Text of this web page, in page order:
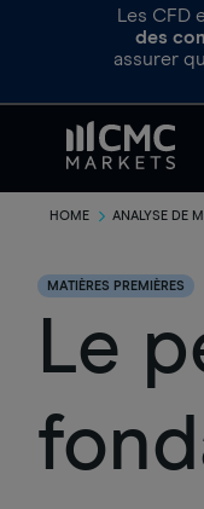
Les
des
assurer
HOME ANALYSE DE
MATIÈRES PREMIÈRES
Le